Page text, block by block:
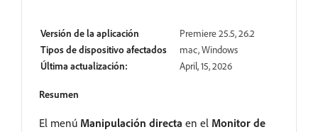
Versión de la aplicación
Premiere 25.5, 26.2
Tipos de dispositivo afectados
mac, Windows
Última actualización:
April, 15, 2026
Resumen
El menú Manipulación directa en el Monitor de